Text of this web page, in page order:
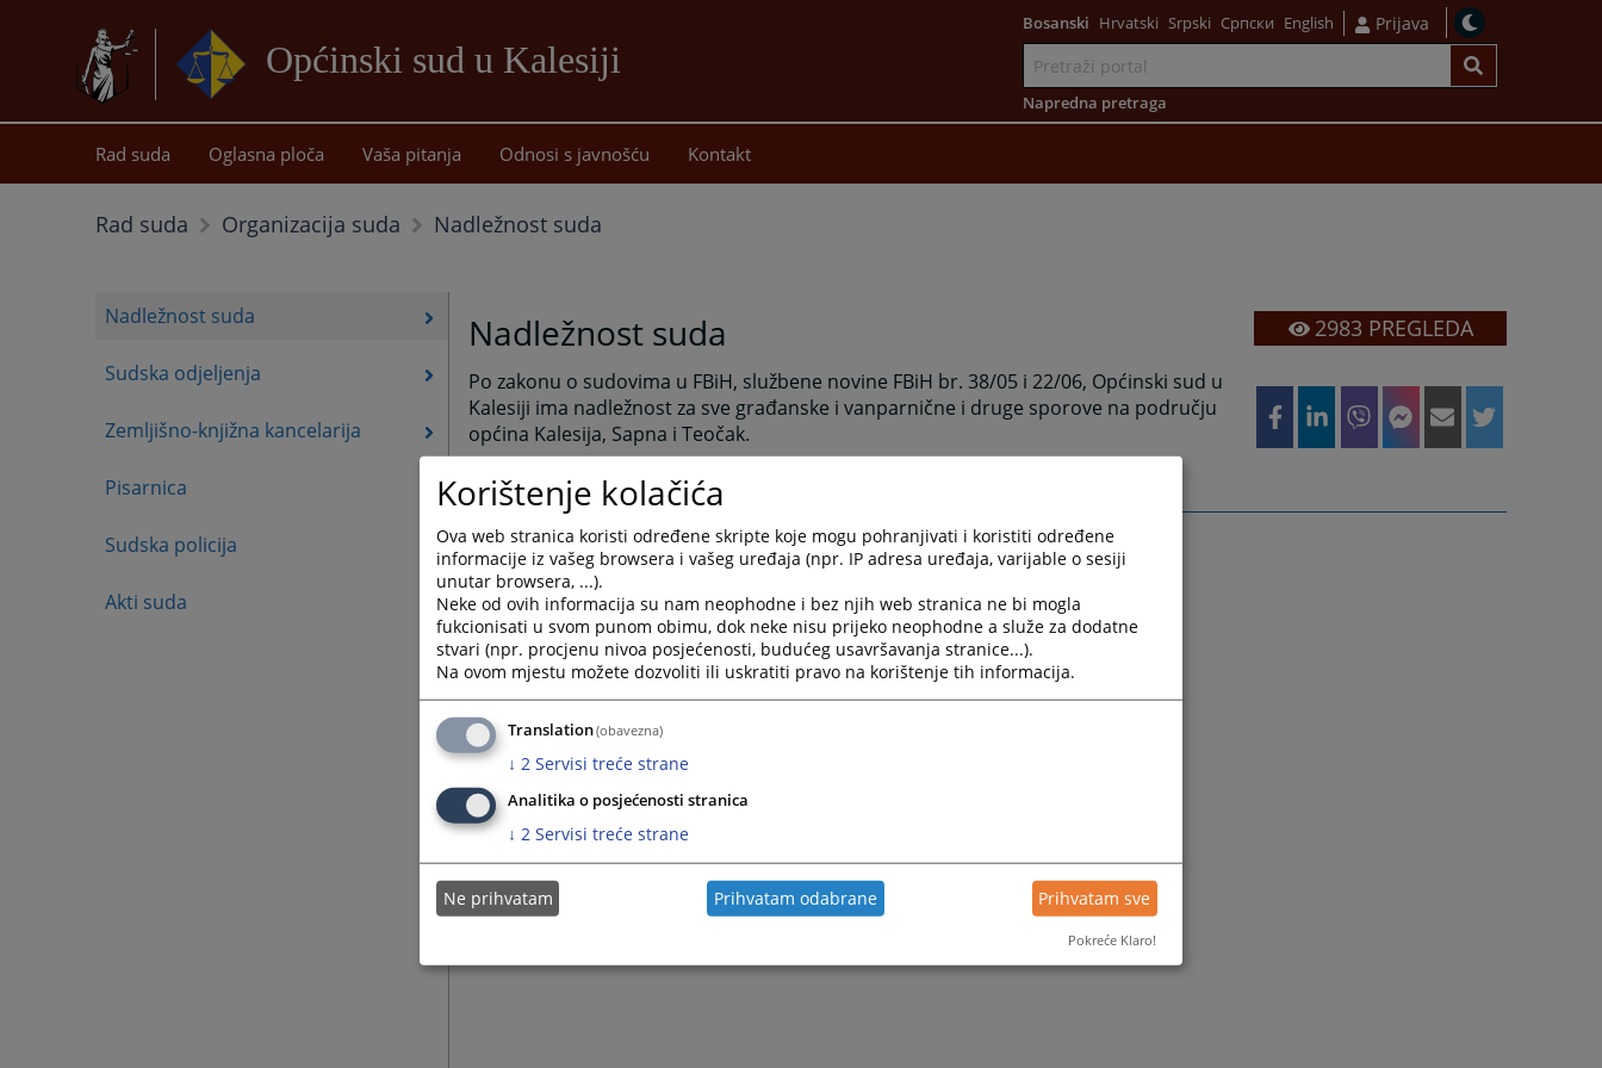
Općinski sud u Kalesiji
sadržaj
Bosanski Hrvatski Srpski Српски English Prijava
Napredna pretraga
Rad suda Oglasna ploča Vaša pitanja Odnosi s javnošću Kontakt
Rad suda Organizacija suda Nadležnost suda
Nadležnost suda
Sudska odjeljenja
Zemljišno-knjižna kancelarija
Pisarnica
Sudska policija
Akti suda
Nadležnost suda
Po zakonu o sudovima u FBiH, službene novine FBiH br. 38/05 i 22/06, Općinski sud u
Kalesiji ima nadležnost za sve građanske i vanparnične i druge sporove na području
općina Kalesija, Sapna i Teočak.
2983PREGLEDA
Korištenje kolačića
Ova web stranica koristi određene skripte koje mogu pohranjivati i koristiti određene
informacije iz vašeg browsera i vašeg uređaja (npr. IP adresa uređaja, varijable o sesiji
unutar browsera, ...).
Neke od ovih informacija su nam neophodne i bez njih web stranica ne bi mogla
fukcionisati u svom punom obimu, dok neke nisu prijeko neophodne a služe za dodatne
stvari (npr. procjenu nivoa posjećenosti, budućeg usavršavanja stranice...).
Na ovom mjestu možete dozvoliti ili uskratiti pravo na korištenje tih informacija.
Translation(obavezna)
↓ 2 Servisi treće strane
Analitika o posjećenosti stranica
↓ 2 Servisi treće strane
Ne prihvatam Prihvatam odabrane Prihvatam sve
Pokreće Klaro!